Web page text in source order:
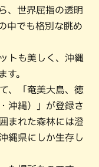
、世界屈指の透明
中でも格別な眺め
トも美しく、沖縄
す。
、「奄美大島、徳
沖縄）」が登録さ
まれた森林には澄
縄県にしか生存し